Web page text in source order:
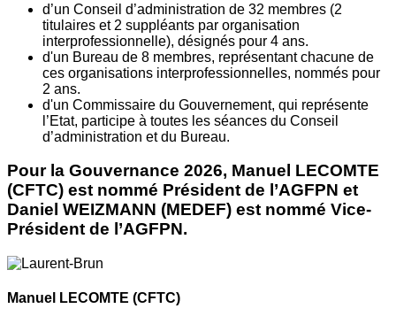
d’un Conseil d’administration de 32 membres (2
titulaires et 2 suppléants par organisation
interprofessionnelle), désignés pour 4 ans.
d'un Bureau de 8 membres, représentant chacune de
ces organisations interprofessionnelles, nommés pour
2 ans.
d'un Commissaire du Gouvernement, qui représente
l’Etat, participe à toutes les séances du Conseil
d’administration et du Bureau.
Pour la Gouvernance 2026, Manuel LECOMTE
(CFTC) est nommé Président de l’AGFPN et
Daniel WEIZMANN (MEDEF) est nommé Vice-
Président de l’AGFPN.
Manuel LECOMTE (CFTC)